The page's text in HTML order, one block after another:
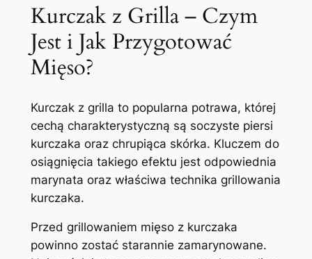
Kurczak z Grilla – Czym
Jest i Jak Przygotować
Mięso?
Kurczak z grilla to popularna potrawa, której
cechą charakterystyczną są soczyste piersi
kurczaka oraz chrupiąca skórka. Kluczem do
osiągnięcia takiego efektu jest odpowiednia
marynata oraz właściwa technika grillowania
kurczaka.
Przed grillowaniem mięso z kurczaka
powinno zostać starannie zamarynowane.